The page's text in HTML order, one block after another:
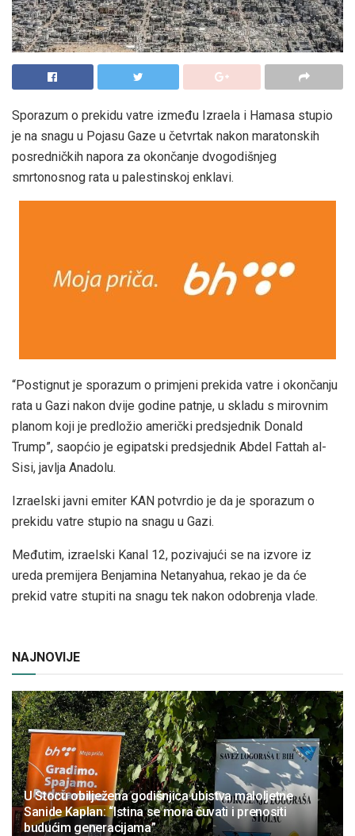
Sporazum o prekidu vatre između Izraela i Hamasa stupio
je na snagu u Pojasu Gaze u četvrtak nakon maratonskih
posredničkih napora za okončanje dvogodišnjeg
smrtonosnog rata u palestinskoj enklavi.
“Postignut je sporazum o primjeni prekida vatre i okončanju
rata u Gazi nakon dvije godine patnje, u skladu s mirovnim
planom koji je predložio američki predsjednik Donald
Trump”, saopćio je egipatski predsjednik Abdel Fattah al-
Sisi, javlja Anadolu.
Izraelski javni emiter KAN potvrdio je da je sporazum o
prekidu vatre stupio na snagu u Gazi.
Međutim, izraelski Kanal 12, pozivajući se na izvore iz
ureda premijera Benjamina Netanyahua, rekao je da će
prekid vatre stupiti na snagu tek nakon odobrenja vlade.
NAJNOVIJE
U Stocu obilježena godišnjica ubistva maloljetne
Sanide Kaplan: “Istina se mora čuvati i prenositi
budućim generacijama”